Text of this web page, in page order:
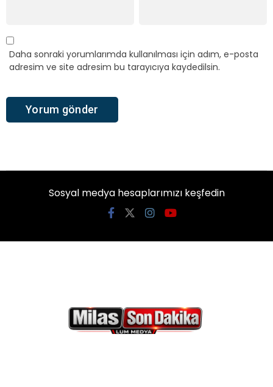
Daha sonraki yorumlarımda kullanılması için adım, e-posta
adresim ve site adresim bu tarayıcıya kaydedilsin.
Sosyal medya hesaplarımızı keşfedin